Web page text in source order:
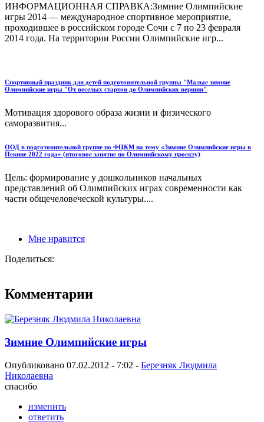
ИНФОРМАЦИОННАЯ СПРАВКА:Зимние Олимпийские
игры 2014 — международное спортивное мероприятие,
проходившее в российском городе Сочи с 7 по 23 февраля
2014 года. На территории России Олимпийские игр...
Спортивный праздник для детей подготовительной группы "Малые зимние
Олимпийские игры "От веселых стартов до Олимпийских вершин"
Мотивация здорового образа жизни и физического
саморазвития...
ООД в подготовительной группе по ФЦКМ на тему «Зимние Олимпийские игры в
Пекине 2022 года» (итоговое занятие по Олимпийскому проекту)
Цель: формирование у дошкольников начальных
представлений об Олимпийских играх современности как
части общечеловеческой культуры....
Мне нравится
Поделиться:
Комментарии
Зимние Олимпийские игры
Опубликовано 07.02.2012 - 7:02 - Березняк Людмила
Николаевна
спасибо
изменить
ответить